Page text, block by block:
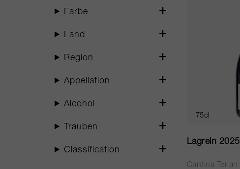
75cl
Lagrein 2025
Cantina Terlan
Farbe
Land
Region
Appellation
Alcohol
Trauben
Classification